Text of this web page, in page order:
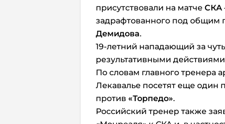
присутствовали на матче СКА
задрафтованного под общим
Демидова.
19-летний нападающий за
результативными действиями
По словам главного тренера
Лекавалье посетят еще один
против «Торпедо».
Российский тренер также